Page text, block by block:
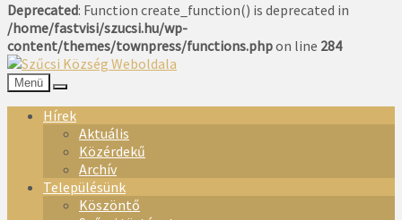
Deprecated: Function create_function() is deprecated in
/home/fastvisi/szucsi.hu/wp-
content/themes/townpress/functions.phpon line 284
Menü
Hírek
Aktuális
Közérdekű
Archív
Településünk
Köszöntő